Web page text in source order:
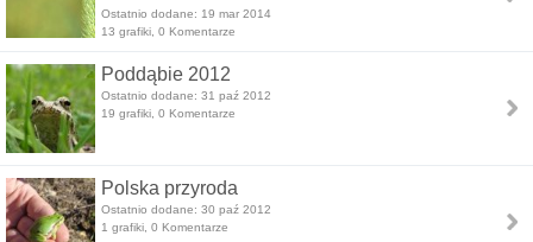
Ostatnio dodane: 19 mar 2014
13 grafiki, 0 Komentarze
Poddąbie 2012
Ostatnio dodane: 31 paź 2012
19 grafiki, 0 Komentarze
Polska przyroda
Ostatnio dodane: 30 paź 2012
1 grafiki, 0 Komentarze